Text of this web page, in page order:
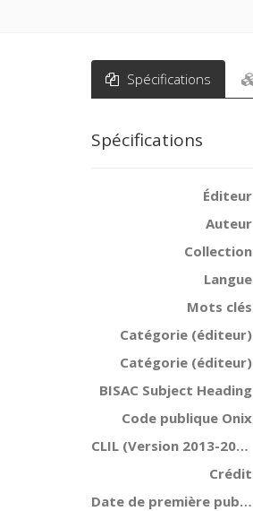
Spécifications
Spécifications
Éditeur
Auteur
Collection
Langue
Mots clés
Catégorie (éditeur)
Catégorie (éditeur)
BISAC Subject Heading
Code publique Onix
CLIL (Version 2013-2019 )
Crédit
Date de première publication du titre